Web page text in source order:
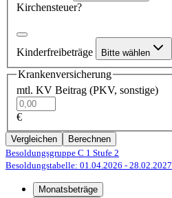
Kirchensteuer?
Kinderfreibeträge Bitte wählen
Krankenversicherung
mtl. KV Beitrag (PKV, sonstige)
€
Vergleichen
Berechnen
Besoldungsgruppe C 1 Stufe 2
Besoldungstabelle: 01.04.2026 - 28.02.2027
Monatsbeträge